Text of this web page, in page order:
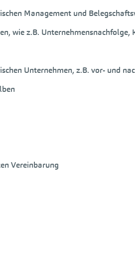
Management und
wie z.B. Unternehmensnachfolge,
Unternehmen, z.B. vor- und
Vereinbarung